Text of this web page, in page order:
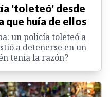
'toleteó' desde
que huía de ellos
un policía toleteó a
a detenerse en un
tenía la razón?